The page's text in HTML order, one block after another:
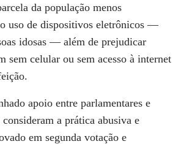
da população menos
uso de dispositivos eletrônicos —
idosas — além de prejudicar
sem celular ou sem acesso à internet
apoio entre parlamentares e
a prática abusiva e
em segunda votação e